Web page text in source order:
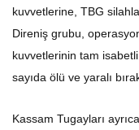
kuvvetlerine, TBG
Direniş grubu,
kuvvetlerinin tam
sayıda ölü ve yaralı
Kassam Tugayları